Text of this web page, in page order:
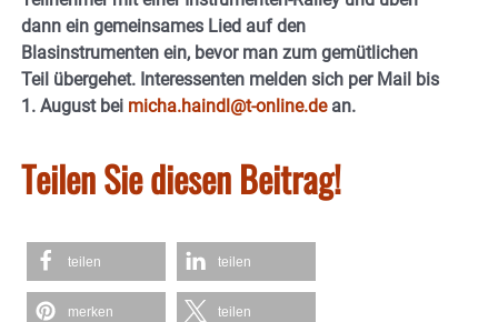
dann ein gemeinsames Lied auf den
Blasinstrumenten ein, bevor man zum gemütlichen
Teil übergehet. Interessenten melden sich per Mail bis
1. August bei micha.haindl@t-online.dean.
Teilen Sie diesen Beitrag!
teilen teilen
merken teilen